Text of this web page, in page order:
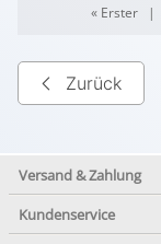
« Erster|
Zurück
Versand & Zahlung
Kundenservice